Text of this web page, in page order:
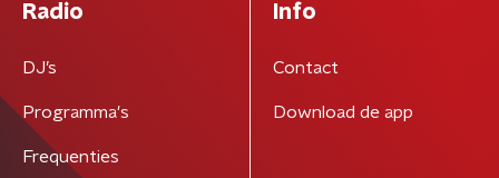
Radio
DJ’s
Programma's
Frequenties
Info
Contact
Download de app